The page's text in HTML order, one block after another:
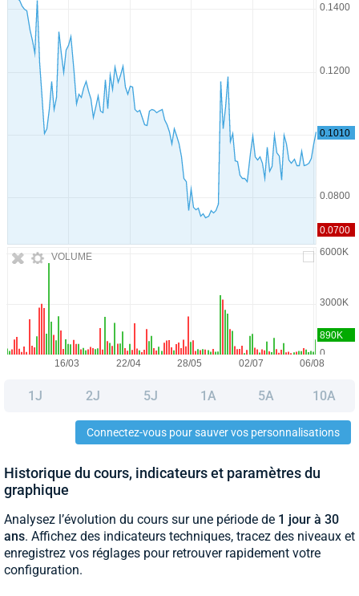
VOLUME
1J 2J 5J 1A 5A 10A
Connectez-vous pour sauver vos personnalisations
Historique du cours, indicateurs et paramètres du
graphique
Analysez l’évolution du cours sur une période de 1 jour à 30
ans. Affichez des indicateurs techniques, tracez des niveaux et
enregistrez vos réglages pour retrouver rapidement votre
configuration.